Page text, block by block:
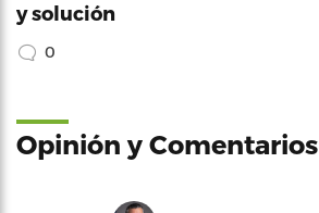
y solución
0
Opinión y Comentarios